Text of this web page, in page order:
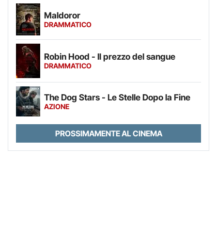
Maldoror
DRAMMATICO
Robin Hood - Il prezzo del sangue
DRAMMATICO
The Dog Stars - Le Stelle Dopo la Fine
AZIONE
PROSSIMAMENTE AL CINEMA